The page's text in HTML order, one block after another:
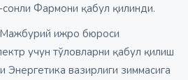
Фармони қабул қилинди.
ижро бюроси
учун тўловларни қабул қилиш
вазирлиги зиммасига